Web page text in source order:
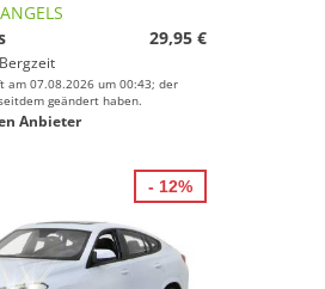
29,95 €
Bergzeit
am 07.08.2026 um 00:43; der
geändert haben.
Anbieter
- 12%